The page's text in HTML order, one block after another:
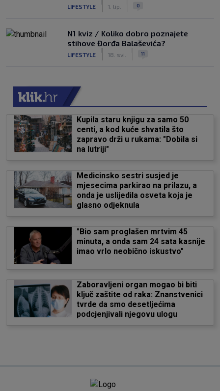
LIFESTYLE 1. lip. 0
N1 kviz / Koliko dobro poznajete
stihove Đorđa Balaševića?
LIFESTYLE 18. svi. 11
Kupila staru knjigu za samo 50
centi, a kod kuće shvatila što
zapravo drži u rukama: "Dobila si
na lutriji"
Medicinsko sestri susjed je
mjesecima parkirao na prilazu, a
onda je uslijedila osveta koja je
glasno odjeknula
"Bio sam proglašen mrtvim 45
minuta, a onda sam 24 sata kasnije
imao vrlo neobično iskustvo"
Zaboravljeni organ mogao bi biti
ključ zaštite od raka: Znanstvenici
tvrde da smo desetljećima
podcjenjivali njegovu ulogu